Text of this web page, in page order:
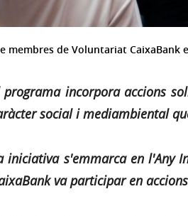
membres de Voluntariat CaixaBank
programa incorpora accions
social i mediambiental
iniciativa s'emmarca en l'Any
va participar en